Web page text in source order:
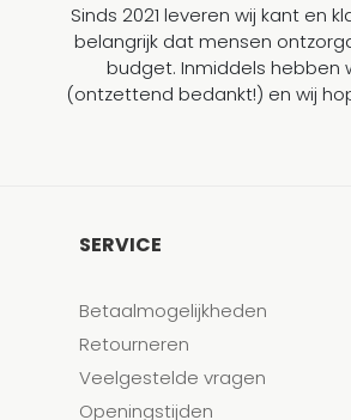
Sinds 2021 leveren wij kant en
belangrijk dat mensen
budget. Inmiddels hebben
(ontzettend bedankt!) en wij
SERVICE
Betaalmogelijkheden
Retourneren
Veelgestelde vragen
Openingstijden